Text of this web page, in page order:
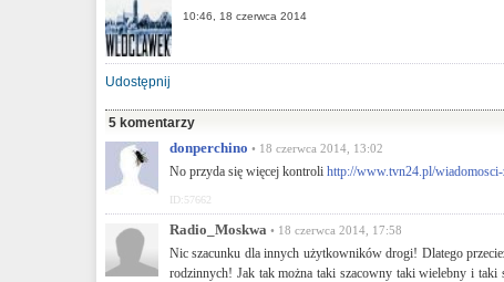
10:46, 18 czerwca 2014
Udostępnij
5 komentarzy
donperchino • 18 czerwca 2014, 13:02
No przyda się więcej kontroli http://www.tvn24.pl/
ID:57662
Radio_Moskwa • 18 czerwca 2014, 17:58
Nic szacunku dla innych użytkowników drogi! Dlatego
rodzinnych! Jak tak można taki szacowny taki wielebny i taki